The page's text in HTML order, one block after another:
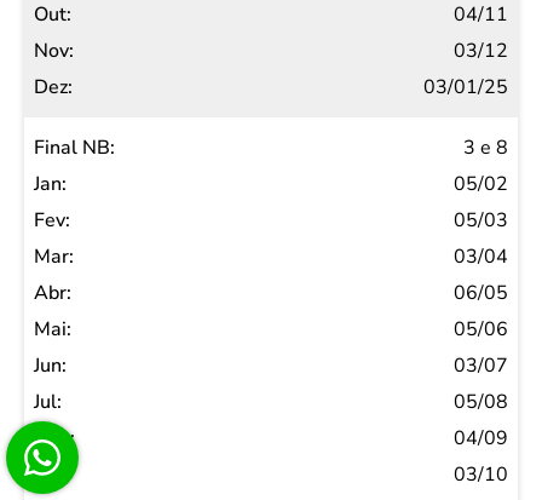
04/11
03/12
03/01/25
3 e 8
05/02
05/03
03/04
06/05
05/06
03/07
05/08
04/09
03/10